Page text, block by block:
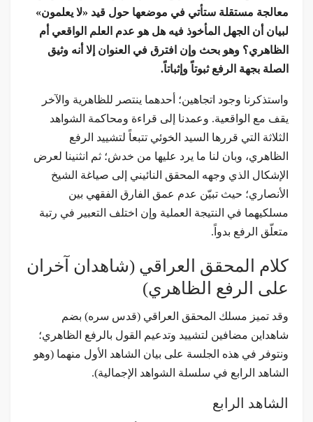
معالجة مستقلة ستأتي في موضعها حول قيد «لا يعلمون»
لبيان أن الجهل المأخوذ فيه هل هو عدم العلم الواقعي أم
الظاهري؟ وهو بحث وإن افترق في العنوان إلا أنه وثيق
الصلة بجهة الرفع ثبوتاً وإثباتاً.
واستذكرنا وجود اتجاهين؛ أحدهما ينتصر للظاهرية والآخر
يقف مع الواقعية. وعمدنا إلى قراءة ومحاكمة الشواهد
الثلاثة التي قررها السيد الخوئي تتبعاً لتشييد الرفع
الظاهري، وبان لنا ما يرد عليها من خدش؛ ثم انثنينا لعرض
الإشكال الذي وجهه المحقق النائيني إلى صياغة الشيخ
الأنصاري؛ حيث تبيّن عدم عمق الفارق الفقهي بين
مسلكيهما في النتيجة العملية وإن اختلف التعبير في رتبة
متعلّق الرفع بدواً.
كلام المحقق العراقي (شاهدان آخران
على الرفع الظاهري)
وقد تميز مسلك المحقق العراقي (قدس سره) بضم
شاهداين مضافين لتشييد وتدعيم القول بالرفع الظاهري؛
ونتوفر في هذه الجلسة على بيان الشاهد الأول منهما (وهو
الشاهد الرابع في سلسلة الشواهد الإجمالية).
الشاهد الرابع